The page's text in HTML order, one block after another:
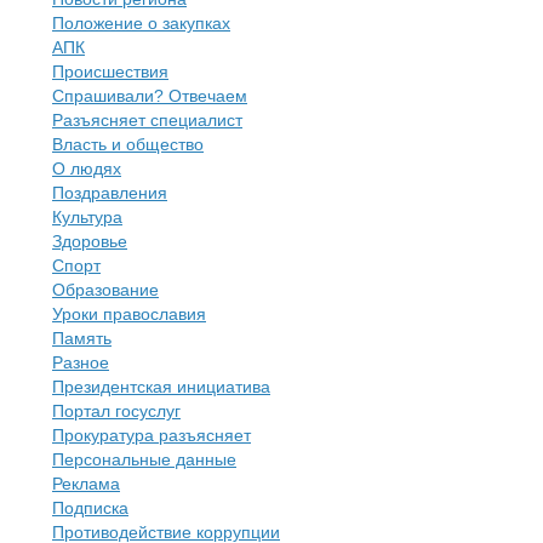
Положение о закупках
АПК
Происшествия
Спрашивали? Отвечаем
Разъясняет специалист
Власть и общество
О людях
Поздравления
Культура
Здоровье
Спорт
Образование
Уроки православия
Память
Разное
Президентская инициатива
Портал госуслуг
Прокуратура разъясняет
Персональные данные
Реклама
Подписка
Противодействие коррупции